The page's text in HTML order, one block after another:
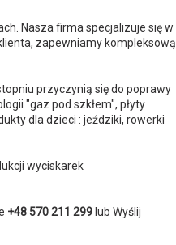
Nasza firma specjalizuje się w
zapewniamy kompleksową
przyczynią się do poprawy
"gaz pod szkłem", płyty
dla dzieci : jeździki, rowerki
wyciskarek
+48 570 211 299 lub Wyślij